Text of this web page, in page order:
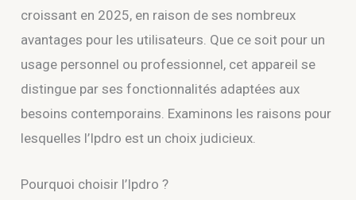
croissant en 2025, en raison de ses nombreux
avantages pour les utilisateurs. Que ce soit pour un
usage personnel ou professionnel, cet appareil se
distingue par ses fonctionnalités adaptées aux
besoins contemporains. Examinons les raisons pour
lesquelles l’Ipdro est un choix judicieux.
Pourquoi choisir l’Ipdro ?